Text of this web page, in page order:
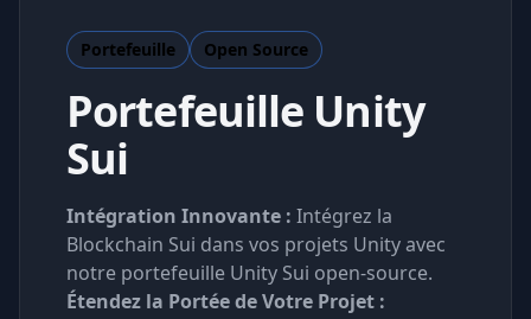
Portefeuille Open Source
Portefeuille Unity
Sui
Intégration Innovante : Intégrez la
Blockchain Sui dans vos projets Unity avec
notre portefeuille Unity Sui open-source.
Étendez la Portée de Votre Projet :